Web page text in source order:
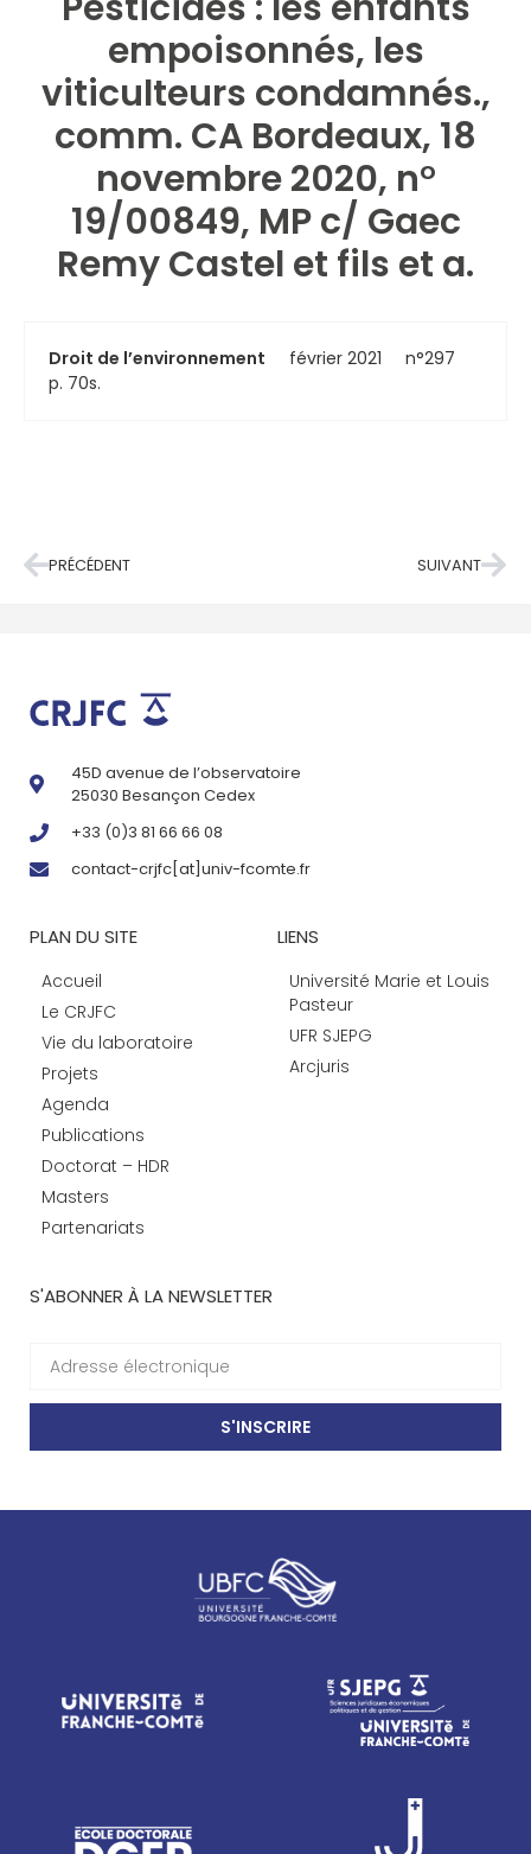
empoisonnés, les
viticulteurs condamnés.,
comm. CA Bordeaux, 18
novembre 2020, n°
19/00849, MP c/ Gaec
Remy Castel et fils et a.
Droit de l’environnement février 2021
n°297
p. 70s.
PRÉCÉDENT SUIVANT
45D avenue de l’observatoire
25030 Besançon Cedex
+33 (0)3 81 66 66 08
contact-crjfc[at]univ-fcomte.fr
PLAN DU SITE
Accueil
Le CRJFC
Vie du laboratoire
Projets
Agenda
Publications
Doctorat – HDR
Masters
Partenariats
LIENS
Université Marie et Louis
Pasteur
UFR SJEPG
Arcjuris
S'ABONNER À LA NEWSLETTER
S'INSCRIRE